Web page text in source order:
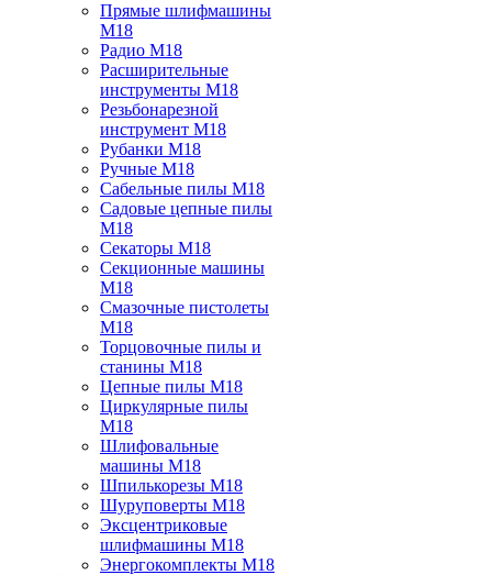
Прямые шлифмашины
M18
Радио M18
Расширительные
инструменты M18
Резьбонарезной
инструмент M18
Рубанки M18
Ручные M18
Сабельные пилы M18
Садовые цепные пилы
M18
Секаторы M18
Секционные машины
M18
Смазочные пистолеты
M18
Торцовочные пилы и
станины M18
Цепные пилы M18
Циркулярные пилы
M18
Шлифовальные
машины M18
Шпилькорезы M18
Шуруповерты M18
Эксцентриковые
шлифмашины M18
Энергокомплекты M18